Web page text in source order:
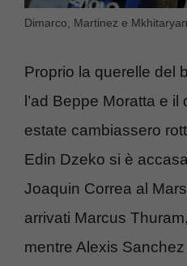
Dimarco, Martinez e
Proprio la querelle del
l’ad Beppe Moratta e il
estate cambiassero
Edin Dzeko si è
Joaquin Correa al
arrivati Marcus
mentre Alexis